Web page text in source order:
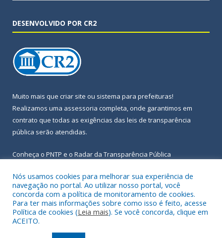
DESENVOLVIDO POR CR2
Muito mais que criar site ou sistema para prefeituras!
Realizamos uma assessoria completa, onde garantimos em
contrato que todas as exigências das leis de transparência
pública serão atendidas.
Conheça o PNTP e o Radar da Transparência Pública
Todos os direitos reservados a Prefeitura Municipal de Igarapé-
Açu.
Nós usamos cookies para melhorar sua experiência de
navegação no portal. Ao utilizar nosso portal, você
concorda com a política de monitoramento de cookies.
Para ter mais informações sobre como isso é feito, acesse
Política de cookies (Leia mais). Se você concorda, clique em
ACEITO.